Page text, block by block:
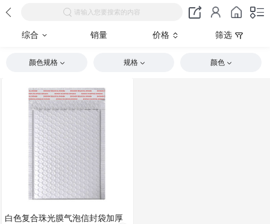
请输入您要搜索的内容
综合 销量 价格 筛选
颜色规格 规格 颜色
白色复合珠光膜气泡信封袋加厚